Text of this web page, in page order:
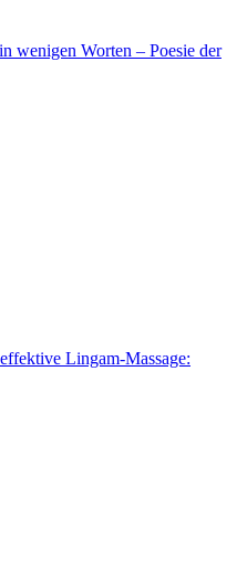
wenigen Worten – Poesie der
Lingam-Massage: